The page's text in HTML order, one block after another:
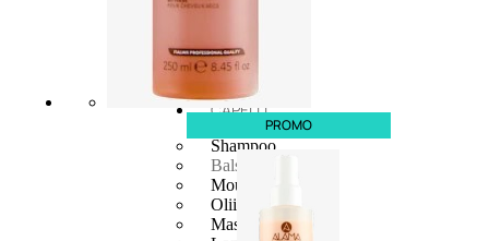
CAPELLI
Shampoo
Balsamo
Mousse
Olii Capelli
Maschere
PROMO